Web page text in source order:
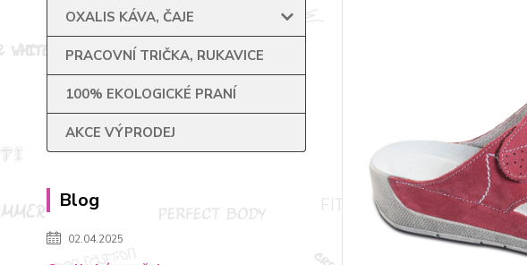
OXALIS KÁVA, ČAJE
PRACOVNÍ TRIČKA, RUKAVICE
100% EKOLOGICKÉ PRANÍ
AKCE VÝPRODEJ
Blog
02.04.2025